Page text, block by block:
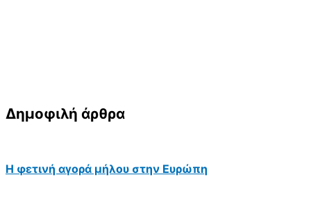
Δημοφιλή άρθρα
Η φετινή αγορά μήλου στην Ευρώπη